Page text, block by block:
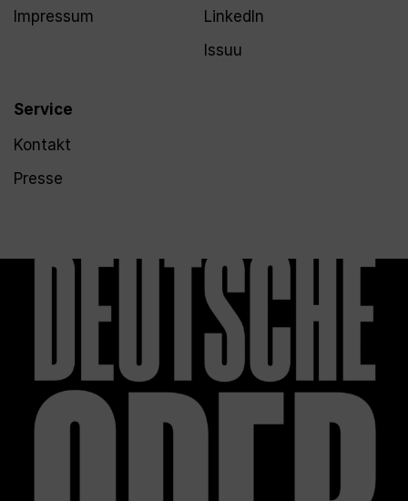
Impressum
Service
Kontakt
Presse
LinkedIn
Issuu